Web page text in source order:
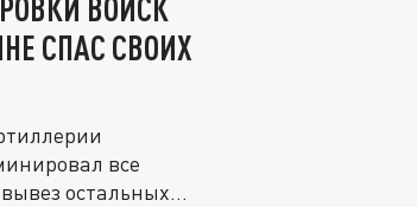
ВОЙСК
СПАС СВОИХ
все
остальных